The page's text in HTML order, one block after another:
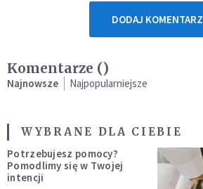
DODAJ KOMENTARZ
Komentarze ()
Najnowsze Najpopularniejsze
WYBRANE DLA CIEBIE
Potrzebujesz pomocy?
Pomodlimy się w Twojej
intencji